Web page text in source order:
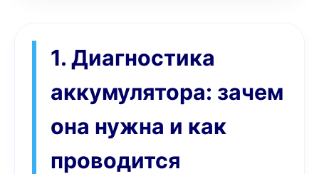
1. Диагностика
аккумулятора: зачем
она нужна и как
проводится